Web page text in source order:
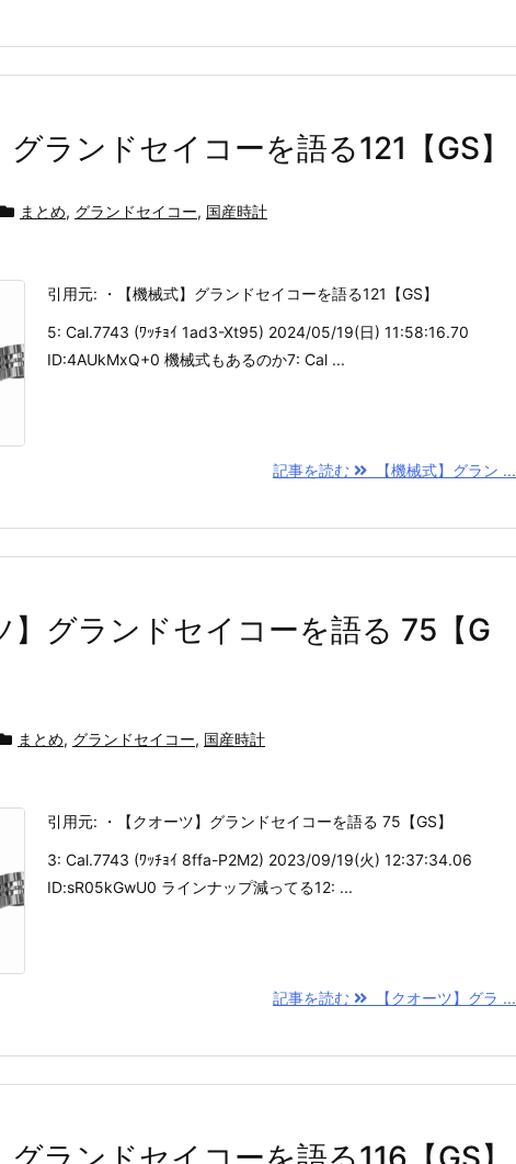
グランドセイコーを語る121【GS】
まとめ, グランドセイコー, 国産時計
引用元: ・【機械式】グランドセイコーを語る121【GS】
5: Cal.7743 (ﾜｯﾁｮｲ 1ad3-Xt95) 2024/05/19(日) 11:58:16.70
ID:4AUkMxQ+0 機械式もあるのか7: Cal ...
記事を読む 【機械式】グラン ...
】グランドセイコーを語る 75【G
まとめ, グランドセイコー, 国産時計
引用元: ・【クオーツ】グランドセイコーを語る 75【GS】
3: Cal.7743 (ﾜｯﾁｮｲ 8ffa-P2M2) 2023/09/19(火) 12:37:34.06
ID:sR05kGwU0 ラインナップ減ってる12: ...
記事を読む 【クオーツ】グラ ...